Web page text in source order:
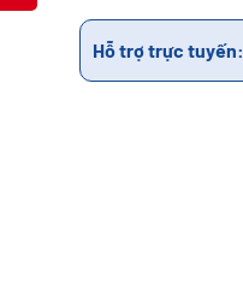
Hỗ trợ trực tuyến: